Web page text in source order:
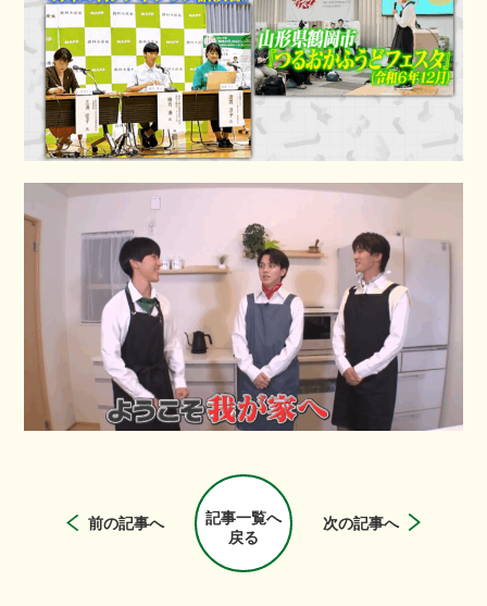
前の記事へ
記事一覧へ
戻る
次の記事へ